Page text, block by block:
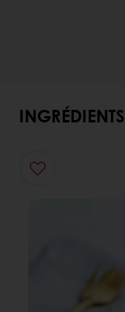
INGRÉDIENTS